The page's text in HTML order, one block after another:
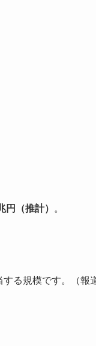
（推計） 。
る規模です。（報